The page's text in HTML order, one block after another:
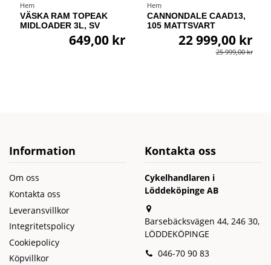
Hem
VÄSKA RAM TOPEAK
MIDLOADER 3L, SV
649,00 kr
Hem
CANNONDALE CAAD13,
105 MATTSVART
22 999,00 kr
25 999,00 kr
Information
Om oss
Kontakta oss
Leveransvillkor
Integritetspolicy
Cookiepolicy
Köpvillkor
Kontakta oss
Cykelhandlaren i
Löddeköpinge AB
Barsebäcksvägen 44, 246 30,
LÖDDEKÖPINGE
046-70 90 83